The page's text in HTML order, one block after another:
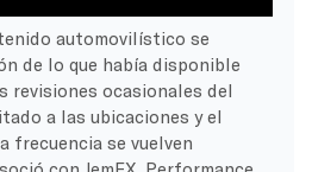
automovilístico se
de lo que había disponible
revisiones ocasionales del
a las ubicaciones y el
frecuencia se vuelven